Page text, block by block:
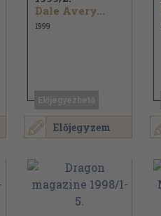
Előjegyzem
Dale Avery...
1999